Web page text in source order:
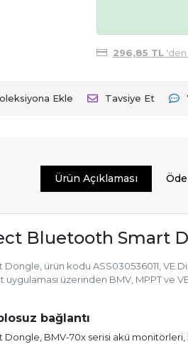
296,85 TL'den
Ekle Tavsiye Et
Ürün Açıklaması
Bluetooth Smart
ürün kodu ASS030536011,
üzerinden BMV, MPPT ve
bağlantı
BMV-70x serisi akü